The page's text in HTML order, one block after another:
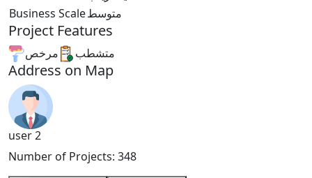
Business Scaleمتوسط
Project Features
متشطب مرخص
Address on Map
user 2
Number of Projects: 348